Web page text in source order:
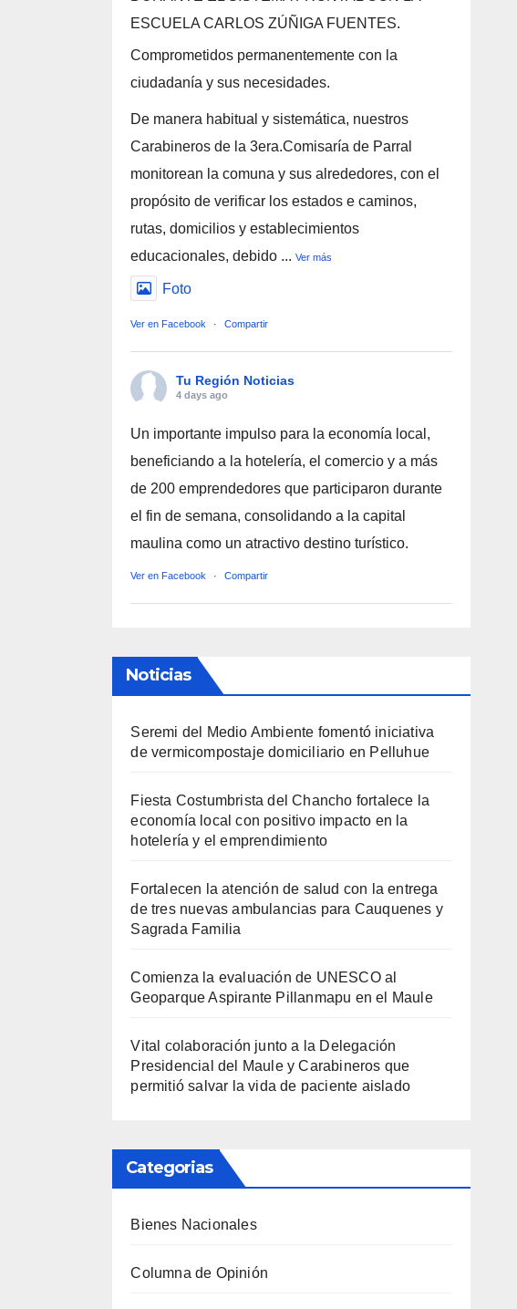
ESCUELA CARLOS ZÚÑIGA FUENTES.
Comprometidos permanentemente con la
ciudadanía y sus necesidades.
De manera habitual y sistemática, nuestros
Carabineros de la 3era.Comisaría de Parral
monitorean la comuna y sus alrededores, con el
propósito de verificar los estados e caminos,
rutas, domicilios y establecimientos
educacionales, debido ...Ver más
Foto
Ver en Facebook · Compartir
Tu Región Noticias
4 days ago
Un importante impulso para la economía local,
beneficiando a la hotelería, el comercio y a más
de 200 emprendedores que participaron durante
el fin de semana, consolidando a la capital
maulina como un atractivo destino turístico.
Ver en Facebook · Compartir
Noticias
Seremi del Medio Ambiente fomentó iniciativa
de vermicompostaje domiciliario en Pelluhue
Fiesta Costumbrista del Chancho fortalece la
economía local con positivo impacto en la
hotelería y el emprendimiento
Fortalecen la atención de salud con la entrega
de tres nuevas ambulancias para Cauquenes y
Sagrada Familia
Comienza la evaluación de UNESCO al
Geoparque Aspirante Pillanmapu en el Maule
Vital colaboración junto a la Delegación
Presidencial del Maule y Carabineros que
permitió salvar la vida de paciente aislado
Categorias
Bienes Nacionales
Columna de Opinión